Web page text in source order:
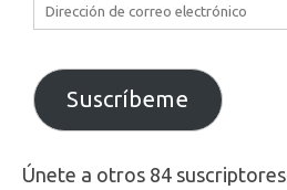
Dirección
de
electrónico
Suscríbeme
Únete a otros 84 suscriptores